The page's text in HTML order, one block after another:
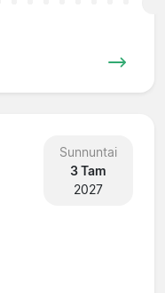
Sunnuntai
3 Tam
2027